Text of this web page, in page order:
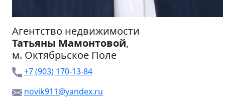
Агентство недвижимости
Татьяны Мамонтовой,
м. Октябрьское Поле
+7 (903) 170-13-84
novik911@yandex.ru